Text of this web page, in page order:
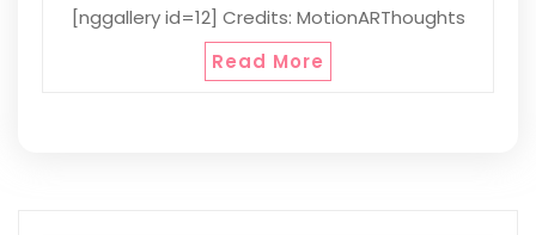
[nggallery id=12] Credits: MotionARThoughts
Read More